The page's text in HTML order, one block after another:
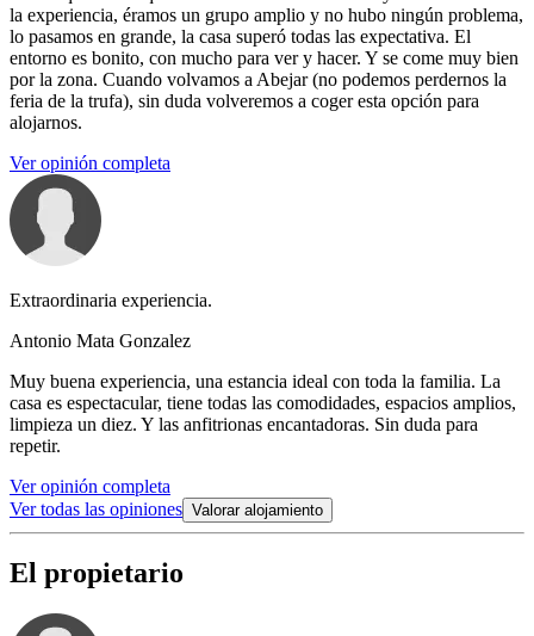
la experiencia, éramos un grupo amplio y no hubo ningún problema,
lo pasamos en grande, la casa superó todas las expectativa. El
entorno es bonito, con mucho para ver y hacer. Y se come muy bien
por la zona. Cuando volvamos a Abejar (no podemos perdernos la
feria de la trufa), sin duda volveremos a coger esta opción para
alojarnos.
Ver opinión completa
Extraordinaria experiencia.
Antonio Mata Gonzalez
Muy buena experiencia, una estancia ideal con toda la familia. La
casa es espectacular, tiene todas las comodidades, espacios amplios,
limpieza un diez. Y las anfitrionas encantadoras. Sin duda para
repetir.
Ver opinión completa
Ver todas las opiniones Valorar alojamiento
El propietario